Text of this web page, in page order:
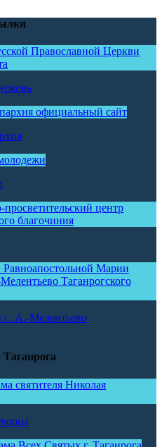
А.-Мелентьево